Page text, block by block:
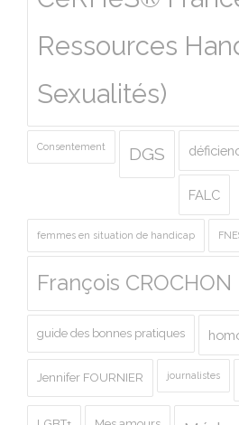
Ressources
Sexualités)
Consentement DGS
FALC
femmes en situation de handicap
François CROCHON
guide des bonnes pratiques
Jennifer FOURNIER journalistes